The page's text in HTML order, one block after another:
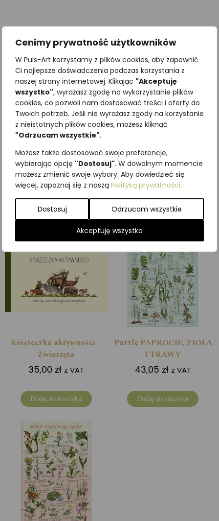
Cenimy prywatność użytkowników
W Puls-Art korzystamy z plików cookies, aby zapewnić
Ci najlepsze doświadczenia podczas korzystania z
naszej strony internetowej. Klikając "Akceptuję
wszystko", wyrażasz zgodę na wykorzystanie plików
cookies, co pozwoli nam dostosować treści i oferty do
Twoich potrzeb. Jeśli nie wyrażasz zgody na korzystanie
z nieistotnych plików cookies, możesz kliknąć
"Odrzucam wszystkie".
Możesz także dostosować swoje preferencje,
wybierając opcję "Dostosuj". W dowolnym momencie
możesz zmienić swoje wybory. Aby dowiedzieć się
więcej, zapoznaj się z naszą Polityką prywatności.
Dostosuj Odrzucam wszystkie
Akceptuję wszystko
XXL RYBY
36,90zł z VAT
Dodaj do koszyka
NASZYCH LASÓW
43,05zł z VAT
Dodaj do koszyka
Książeczka aktywności –
Zwierzęta
35,00 zł z VAT
Dodaj do koszyka
Puzzle PAPROCIE, ZIOŁA
I TRAWY
43,05 zł z VAT
Dodaj do koszyka